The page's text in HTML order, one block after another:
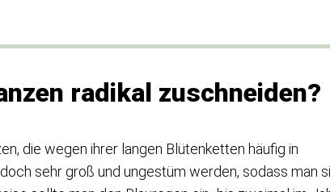
radikal zuschneiden?
die wegen ihrer langen Blütenketten häufig in
sehr groß und ungestüm werden, sodass man